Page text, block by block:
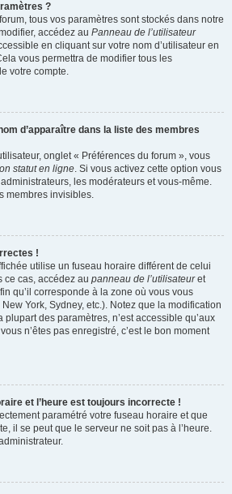
?
tous vos paramètres sont stockés dans notre
accédez au Panneau de l’utilisateur
en cliquant sur votre nom d’utilisateur en
vous permettra de modifier tous les
votre compte.
d’apparaître dans la liste des membres
onglet « Préférences du forum », vous
statut en ligne. Si vous activez cette option vous
les modérateurs et vous-même.
membres invisibles.
!
utilise un fuseau horaire différent de celui
ce cas, accédez au panneau de l’utilisateuret
qu’il corresponde à la zone où vous vous
York, Sydney, etc.). Notez que la modification
des paramètres, n’est accessible qu’aux
n’êtes pas enregistré, c’est le bon moment
et l’heure est toujours incorrecte !
paramétré votre fuseau horaire et que
il se peut que le serveur ne soit pas à l’heure.